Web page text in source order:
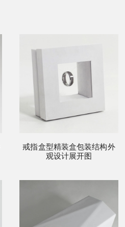
戒指盒型精装盒包装结构外
观设计展开图